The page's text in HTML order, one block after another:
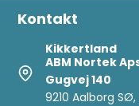
Kontakt
Kikkertland
ABM Nortek
Gugvej 140
9210 Aalborg